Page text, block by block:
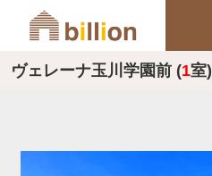
ヴェレーナ玉川学園前 (1室)